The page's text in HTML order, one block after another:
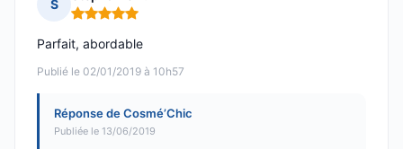
S
Note : 5 sur 5
Publié le 02/01/2019 à 10h57
Parfait, abordable
Réponse de Cosmé’Chic
Publiée le 13/06/2019